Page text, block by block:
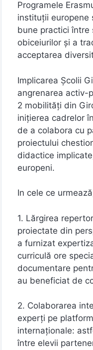
Programele
instituții europene
bune practici între
obiceiurilor şi a
acceptarea
Implicarea Şcolii
angrenarea activ-
2 mobilități din
inițierea cadrelor
de a colabora cu
proiectului
didactice
europeni.
In cele ce
1. Lărgirea
proiectate din
a furnizat
curriculă ore
documentare
au beneficiat de
2. Colaborarea
experți pe
internaționale:
între elevii